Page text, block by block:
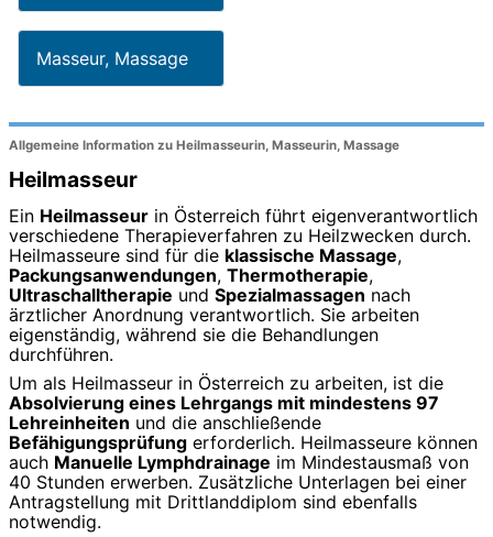
Masseur, Massage
Allgemeine Information zu Heilmasseurin, Masseurin, Massage
Heilmasseur
Ein Heilmasseur in Österreich führt eigenverantwortlich
verschiedene Therapieverfahren zu Heilzwecken durch.
Heilmasseure sind für die klassische Massage,
Packungsanwendungen, Thermotherapie,
Ultraschalltherapie und Spezialmassagen nach
ärztlicher Anordnung verantwortlich. Sie arbeiten
eigenständig, während sie die Behandlungen
durchführen.
Um als Heilmasseur in Österreich zu arbeiten, ist die
Absolvierung eines Lehrgangs mit mindestens 97
Lehreinheiten und die anschließende
Befähigungsprüfung erforderlich. Heilmasseure können
auch Manuelle Lymphdrainage im Mindestausmaß von
40 Stunden erwerben. Zusätzliche Unterlagen bei einer
Antragstellung mit Drittlanddiplom sind ebenfalls
notwendig.